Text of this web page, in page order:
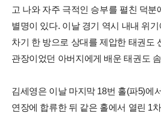
고 나와 자주 극적인 승부를 펼친 덕분
별명이 있다. 이날 경기 역시 내내 위
차기 한 방으로 상대를 제압한 태권도
관장이었던 아버지에게 배운 태권도
김세영은 이날 마지막 18번 홀(파5)에
연장에 합류한 뒤 같은 홀에서 열린 1